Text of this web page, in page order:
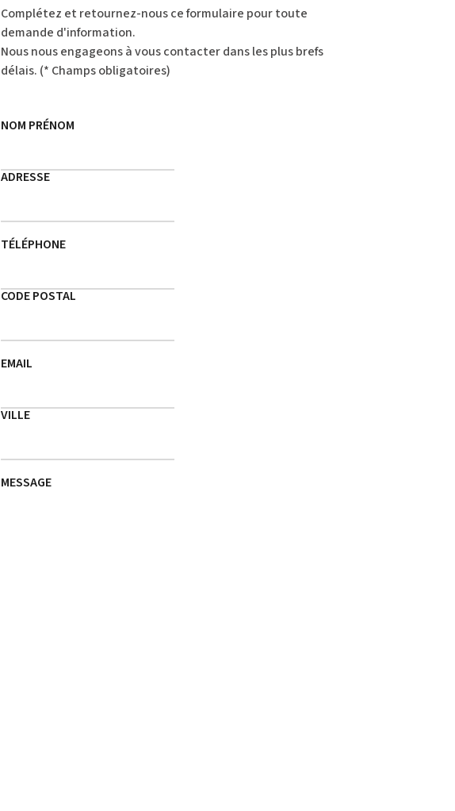
Complétez et retournez-nous ce formulaire pour toute
demande d'information.
Nous nous engageons à vous contacter dans les plus brefs
délais. (* Champs obligatoires)
NOM PRÉNOM
ADRESSE
TÉLÉPHONE
CODE POSTAL
EMAIL
VILLE
MESSAGE